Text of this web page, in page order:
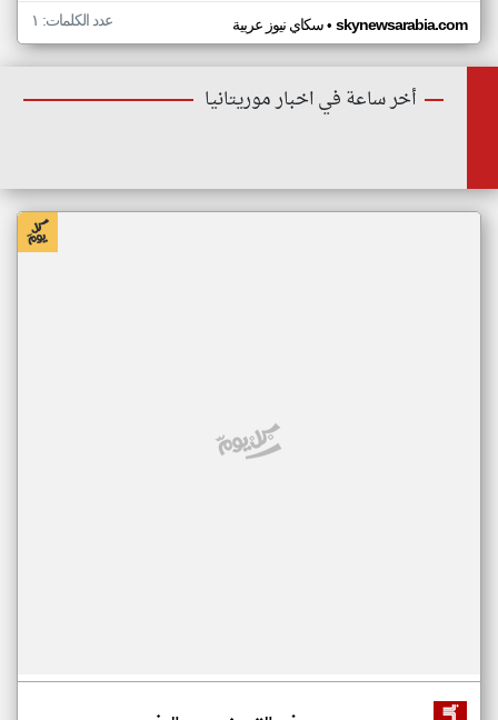
سكاي نيوز عربية• skynewsarabia.com عدد الكلمات: ١
أخر ساعة في اخبار موريتانيا